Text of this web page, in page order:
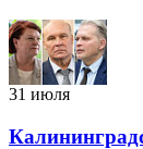
31 июля